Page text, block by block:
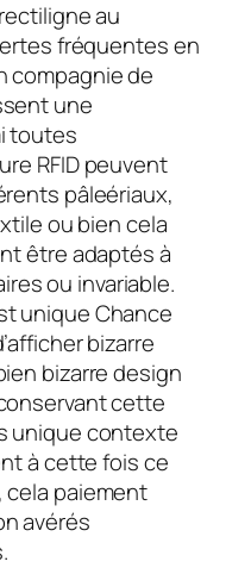
au
fréquentes en
compagnie de
une
toutes
RFID peuvent
pâleériaux,
ou bien cela
être adaptés à
ou invariable.
unique Chance
bizarre
bizarre design
cette
unique contexte
à cette fois ce
paiement
avérés